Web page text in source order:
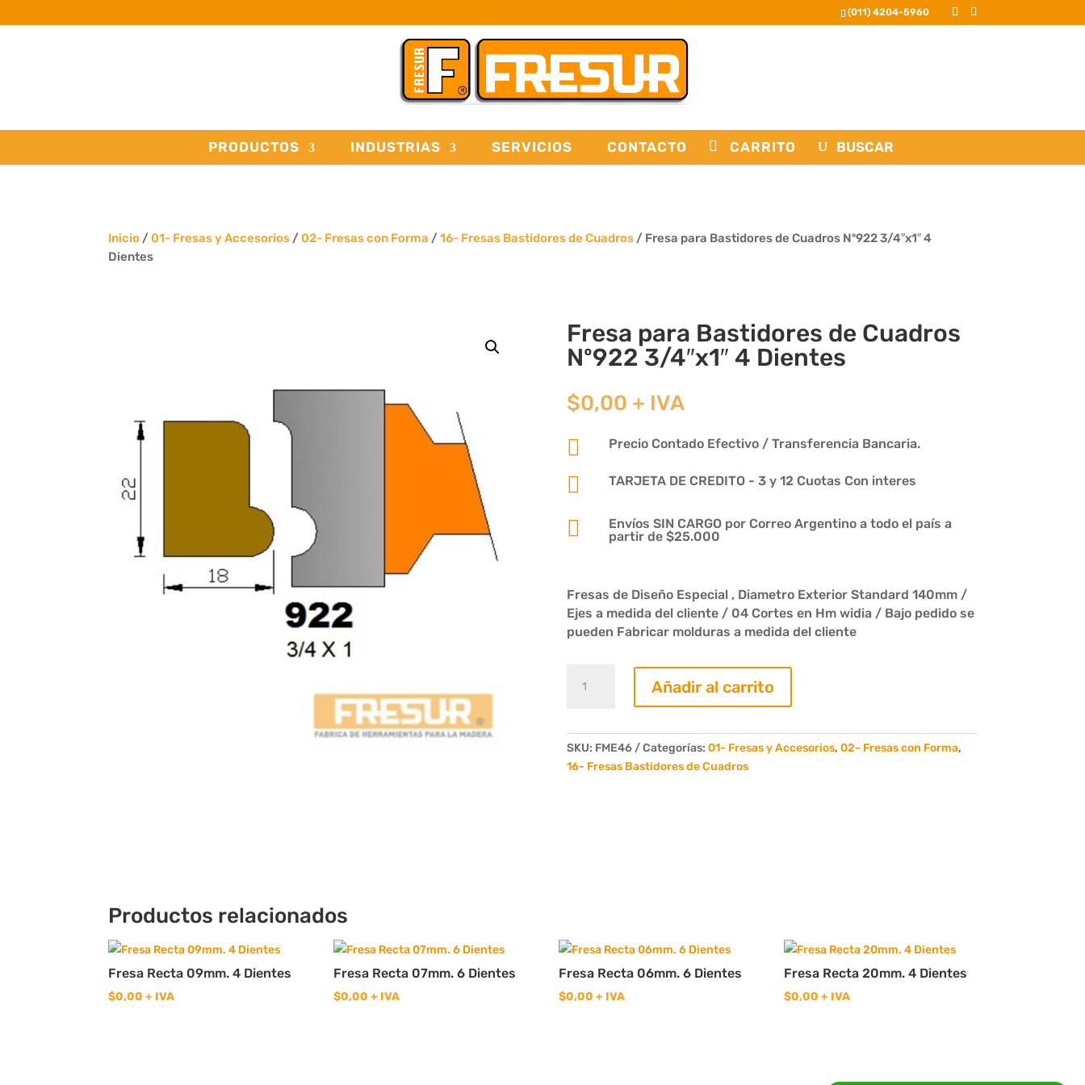
(011) 4204-5960
PRODUCTOS INDUSTRIAS SERVICIOS CONTACTO CARRITO
Inicio /01- Fresas y Accesorios /02- Fresas con Forma /16- Fresas Bastidores de Cuadros / Fresa para Bastidores de Cuadros Nº922 3/4″x1″ 4
Dientes
Fresa para Bastidores de Cuadros
Nº922 3/4″x1″ 4 Dientes
$0,00 + IVA

Precio Contado Efectivo / Transferencia Bancaria.
 TARJETA DE CREDITO - 3 y 12 Cuotas Con interes

Envíos SIN CARGO por Correo Argentino a todo el país a
partir de $25.000
Fresas de Diseño Especial , Diametro Exterior Standard 140mm /
Ejes a medida del cliente / 04 Cortes en Hm widia / Bajo pedido se
pueden Fabricar molduras a medida del cliente
para
Cuadros
Nº922
Añadir al carrito
SKU: FME46 Categorías: 01- Fresas y Accesorios, 02- Fresas con Forma,
16- Fresas Bastidores de Cuadros
Productos relacionados
Fresa Recta 09mm. 4 Dientes
$0,00 + IVA
Fresa Recta 07mm. 6 Dientes
$0,00 + IVA
Fresa Recta 06mm. 6 Dientes
$0,00 + IVA
Fresa Recta 20mm. 4 Dientes
$0,00 + IVA